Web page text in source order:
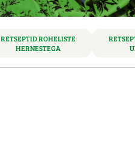
RETSEPTID ROHELISTE
HERNESTEGA